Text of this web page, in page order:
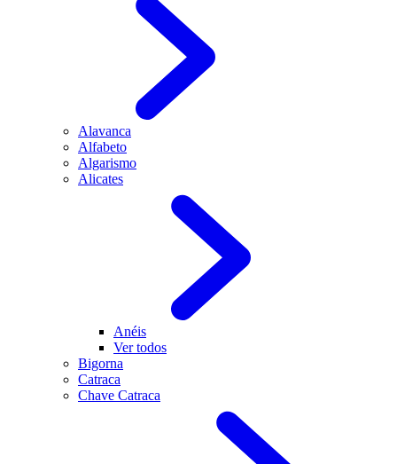
Alavanca
Alfabeto
Algarismo
Alicates
Anéis
Ver todos
Bigorna
Catraca
Chave Catraca